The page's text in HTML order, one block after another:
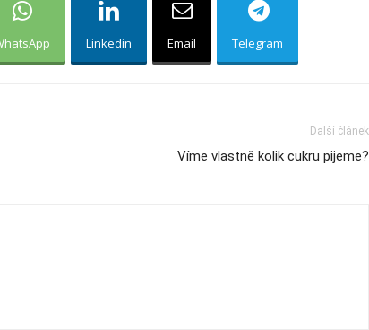
Linkedin Email Telegram
Další článek
Víme vlastně kolik cukru pijeme?